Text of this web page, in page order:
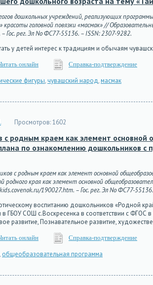
дошкольных учреждений, реализующих
красоты головной повязки «масмак» //
рег. Эл No ФС77-55136. – ISSN: 2307-9282.
у детей интерес к традициям и обычаям
онлайн Справка-подтверждение
фигуры,чувашский народ,масмак
Просмотров:1602
родным краем как элемент
по ознакомлению дошкольников
с родным краем как элемент основной
родного края как элемент основной
190027.htm. – Гос. рег. Эл No ФС77-
воспитанию дошкольников «Родной
ГБОУ СОШ с.Воскресенка в соответствии с ФГОС
развитие, Познавательное развитие,
онлайн Справка-подтверждение
, общеобразовательная программа